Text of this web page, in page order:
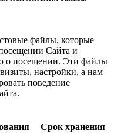
файлы, которые
Сайта и
о посещении. Эти файлы
настройки, а нам
поведение
Срок хранения